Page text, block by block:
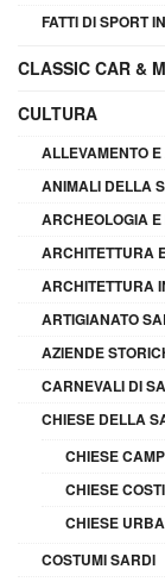
FATTI DI SPORT
CLASSIC CAR &
CULTURA
ALLEVAMENTO
ANIMALI DELLA
ARCHEOLOGIA
ARCHITETTURA
ARCHITETTURA
ARTIGIANATO
AZIENDE
CARNEVALI DI
CHIESE DELLA
CHIESE
CHIESE
CHIESE
COSTUMI SARDI